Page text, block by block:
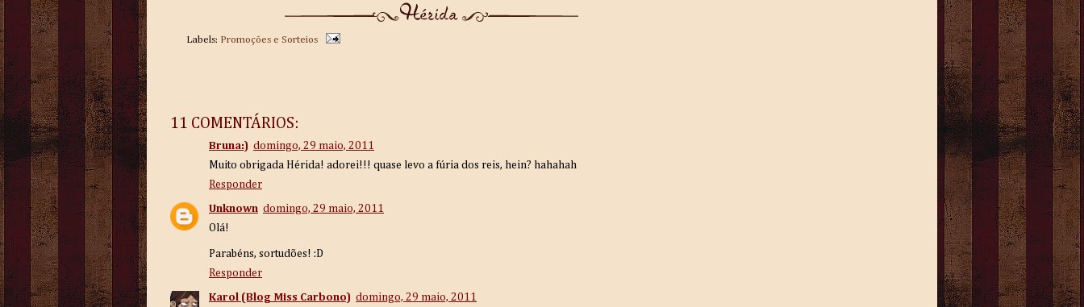
Labels: Promoções e Sorteios
11 COMENTÁRIOS:
Bruna:) domingo, 29 maio, 2011
Muito obrigada Hérida! adorei!!! quase levo a fúria dos reis, hein? hahahah
Responder
Unknown domingo, 29 maio, 2011
Olá!
Parabéns, sortudões! :D
Responder
Karol (Blog Miss Carbono) domingo, 29 maio, 2011